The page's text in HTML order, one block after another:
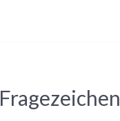
Fragezeichen